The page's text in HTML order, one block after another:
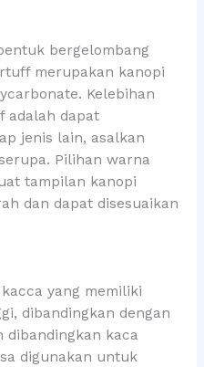
bergelombang
merupakan kanopi
Kelebihan
adalah dapat
jenis lain, asalkan
Pilihan warna
tampilan kanopi
dan dapat disesuaikan
yang memiliki
dibandingkan dengan
dibandingkan kaca
digunakan untuk